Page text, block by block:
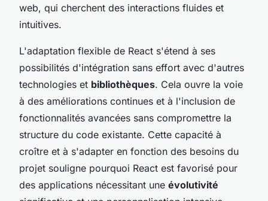
web, qui cherchent des interactions fluides et
intuitives.
L'adaptation flexible de React s'étend à ses
possibilités d'intégration sans effort avec d'autres
technologies et bibliothèques. Cela ouvre la voie
à des améliorations continues et à l'inclusion de
fonctionnalités avancées sans compromettre la
structure du code existante. Cette capacité à
croître et à s'adapter en fonction des besoins du
projet souligne pourquoi React est favorisé pour
des applications nécessitant une évolutivité